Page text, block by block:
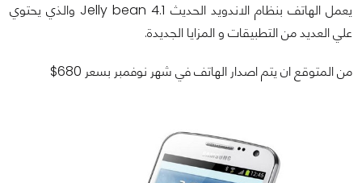
يعمل الهاتف بنظام الاندويد الحديث Jelly bean 4.1 والذي يحتوي
علي العديد من التطبيقات و المزايا الجديدة.
من المتوقع ان يتم اصدار الهاتف في شهر نوفمبر بسعر 680$